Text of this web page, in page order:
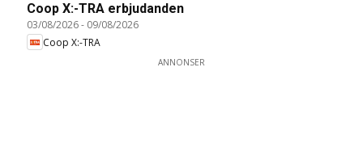
Coop X:-TRA erbjudanden
03/08/2026- 09/08/2026
Coop X:-TRA
ANNONSER